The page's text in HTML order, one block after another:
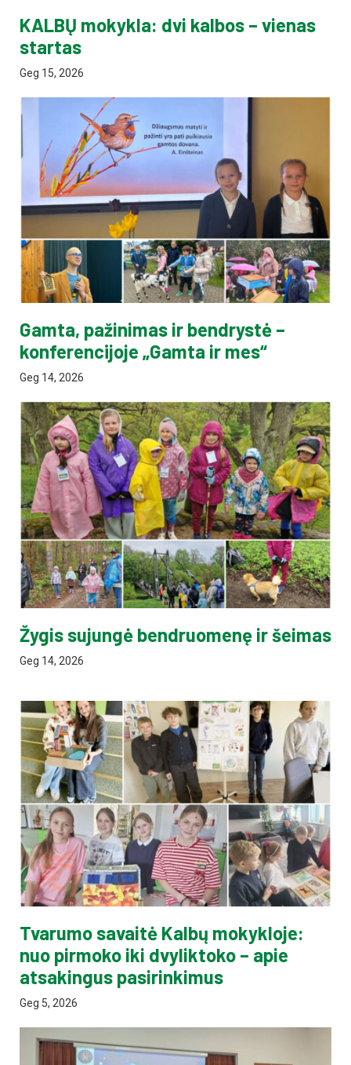
KALBŲ mokykla: dvi kalbos – vienas
startas
Geg 15, 2026
Gamta, pažinimas ir bendrystė –
konferencijoje „Gamta ir mes“
Geg 14, 2026
Žygis sujungė bendruomenę ir šeimas
Geg 14, 2026
Tvarumo savaitė Kalbų mokykloje:
nuo pirmoko iki dvyliktoko – apie
atsakingus pasirinkimus
Geg 5, 2026